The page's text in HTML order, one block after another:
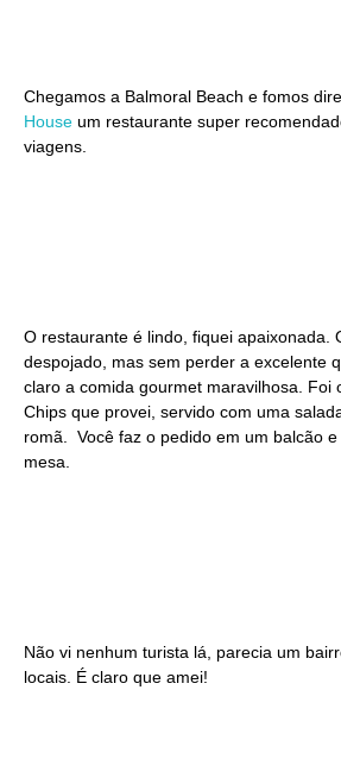
Chegamos a Balmoral Beach e fomos
House um restaurante super
viagens.
O restaurante é lindo, fiquei apaixonada.
despojado, mas sem perder a excelente
claro a comida gourmet maravilhosa. Foi
Chips que provei, servido com uma
romã. Você faz o pedido em um balcão
mesa.
Não vi nenhum turista lá, parecia um
locais. É claro que amei!